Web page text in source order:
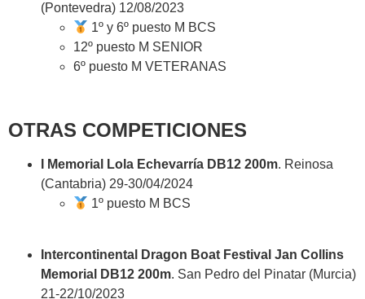
(Pontevedra) 12/08/2023
1º y 6º puesto M BCS
12º puesto M SENIOR
6º puesto M VETERANAS
OTRAS COMPETICIONES
I Memorial Lola Echevarría DB12 200m. Reinosa
(Cantabria) 29-30/04/2024
1º puesto M BCS
Intercontinental Dragon Boat Festival Jan Collins
Memorial DB12 200m. San Pedro del Pinatar (Murcia)
21-22/10/2023